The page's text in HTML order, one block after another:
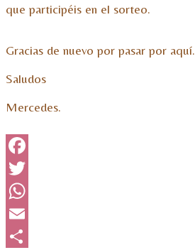
que participéis en el sorteo.
Gracias de nuevo por pasar por aquí.
Saludos
Mercedes.
Facebook
Twitter
WhatsApp
Email